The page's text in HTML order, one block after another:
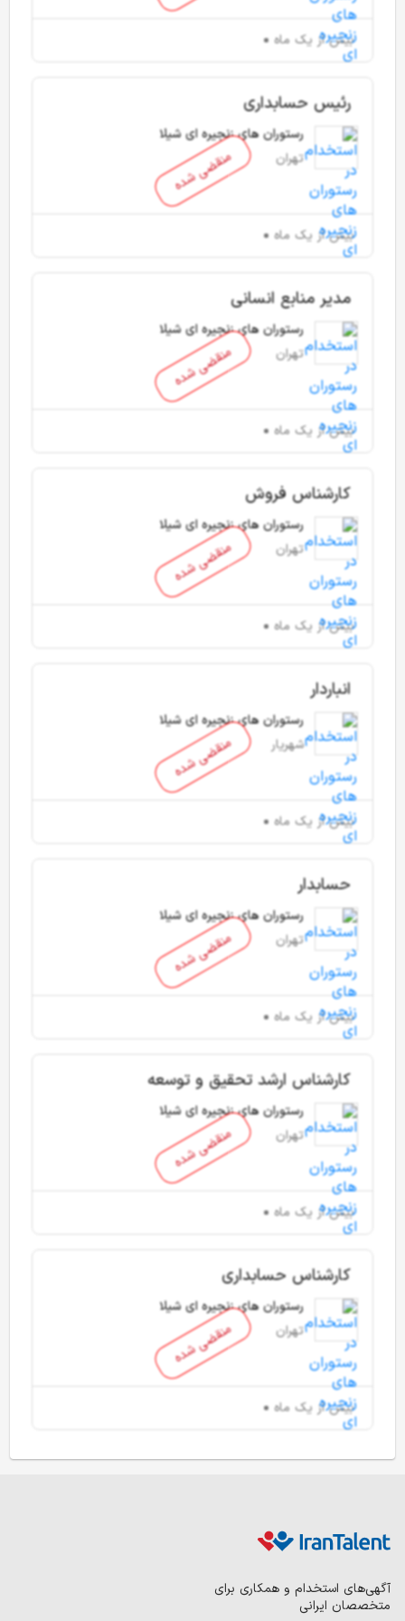
بیش از یک ماه
منقضی شده
رئیس حسابداری
رستوران های زنجیره ای شیلا
تهران
بیش از یک ماه
منقضی شده
مدیر منابع انسانی
رستوران های زنجیره ای شیلا
تهران
بیش از یک ماه
منقضی شده
کارشناس فروش
رستوران های زنجیره ای شیلا
تهران
بیش از یک ماه
منقضی شده
انباردار
رستوران های زنجیره ای شیلا
شهریار
بیش از یک ماه
منقضی شده
حسابدار
رستوران های زنجیره ای شیلا
تهران
بیش از یک ماه
منقضی شده
کارشناس ارشد تحقیق و توسعه
رستوران های زنجیره ای شیلا
تهران
بیش از یک ماه
منقضی شده
کارشناس حسابداری
رستوران های زنجیره ای شیلا
تهران
بیش از یک ماه
آگهی‌های استخدام و همکاری برای
متخصصان ایرانی